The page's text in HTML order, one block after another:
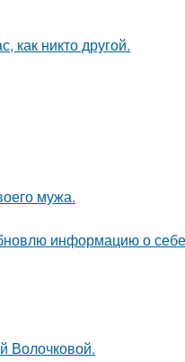
как никто другой.
мужа.
информацию о
Волочковой.